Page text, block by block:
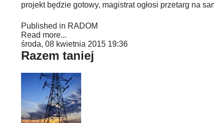
projekt będzie gotowy, magistrat ogłosi przetarg na
Published in RADOM
Read more...
środa, 08 kwietnia 2015 19:36
Razem taniej